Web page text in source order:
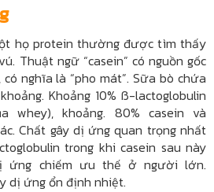
họ protein thường được tìm thấy
Thuật ngữ “casein” có nguồn gốc
nghĩa là “pho mát”. Sữa bò chứa
Khoảng 10% ß-lactoglobulin
whey), khoảng. 80% casein và
Chất gây dị ứng quan trọng nhất
trong khi casein sau này
ứng chiếm ưu thế ở người lớn.
dị ứng ổn định nhiệt.